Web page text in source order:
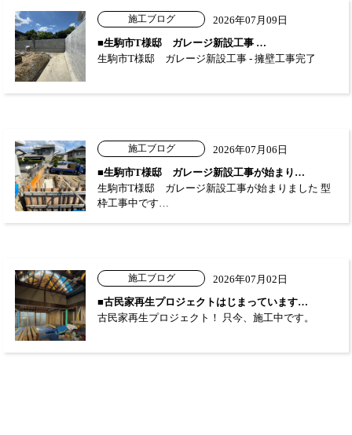
施工ブログ
2026年07月09日
■生駒市T様邸 ガレージ新設工事 …
生駒市T様邸 ガレージ新設工事 - 擁壁工事完了
施工ブログ
2026年07月06日
■生駒市T様邸 ガレージ新設工事が始まり…
生駒市T様邸 ガレージ新設工事が始まりました 型
枠工事中です…
施工ブログ
2026年07月02日
■古民家再生プロジェクトはじまっています…
古民家再生プロジェクト！ 只今、施工中です。